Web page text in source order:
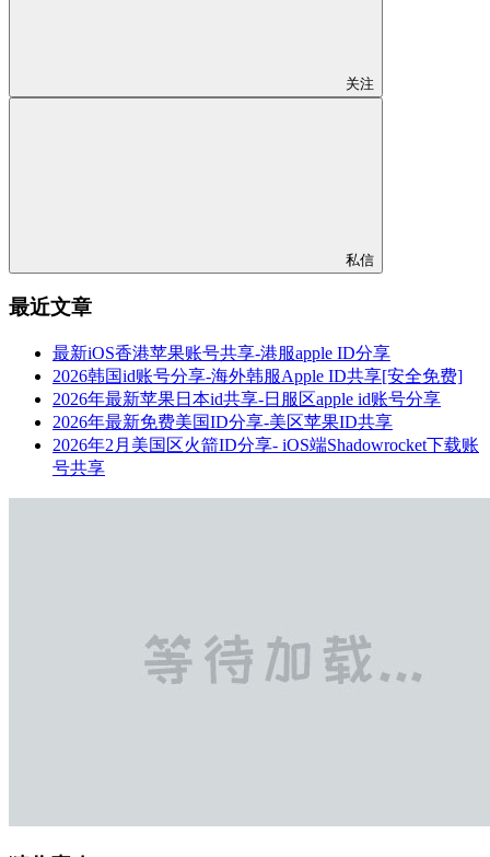
关注
私信
最近文章
最新iOS香港苹果账号共享-港服apple ID分享
2026韩国id账号分享-海外韩服Apple ID共享[安全免费]
2026年最新苹果日本id共享-日服区apple id账号分享
2026年最新免费美国ID分享-美区苹果ID共享
2026年2月美国区火箭ID分享- iOS端Shadowrocket下载账
号共享